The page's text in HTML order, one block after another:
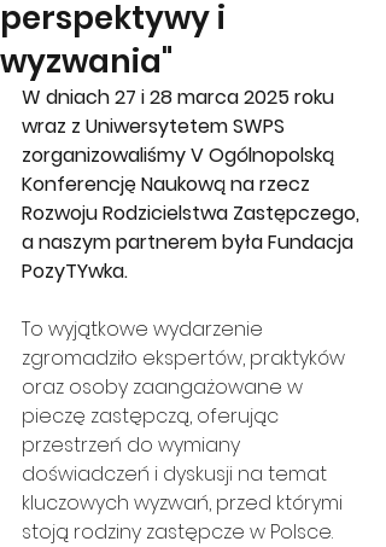
perspektywy i
wyzwania"
W dniach 27 i 28 marca 2025 roku
wraz z Uniwersytetem SWPS
zorganizowaliśmy V Ogólnopolską
Konferencję Naukową na rzecz
Rozwoju Rodzicielstwa Zastępczego,
a naszym partnerem była Fundacja
PozyTYwka.
To wyjątkowe wydarzenie
zgromadziło ekspertów, praktyków
oraz osoby zaangażowane w
pieczę zastępczą, oferując
przestrzeń do wymiany
doświadczeń i dyskusji na temat
kluczowych wyzwań, przed którymi
stoją rodziny zastępcze w Polsce.